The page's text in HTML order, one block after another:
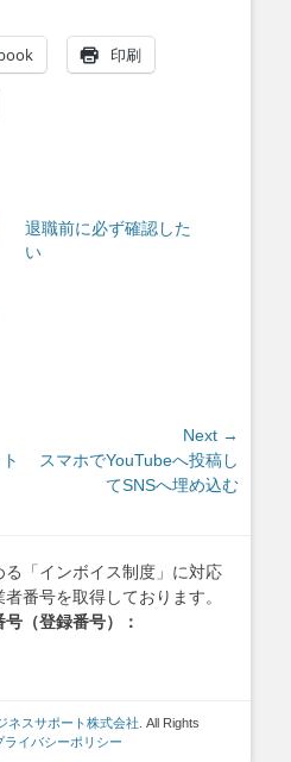
印刷
退職前に必ず確認した
い
Next →
Next
スマホでYouTubeへ投稿し
てSNSへ埋め込む
「インボイス制度」に対応
番号を取得しております。
号（登録番号）：
ネスサポート株式会社 . All Rights
ライバシーポリシー